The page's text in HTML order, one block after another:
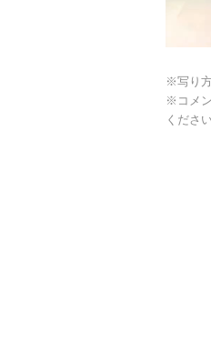
※写り
※コメ
ください